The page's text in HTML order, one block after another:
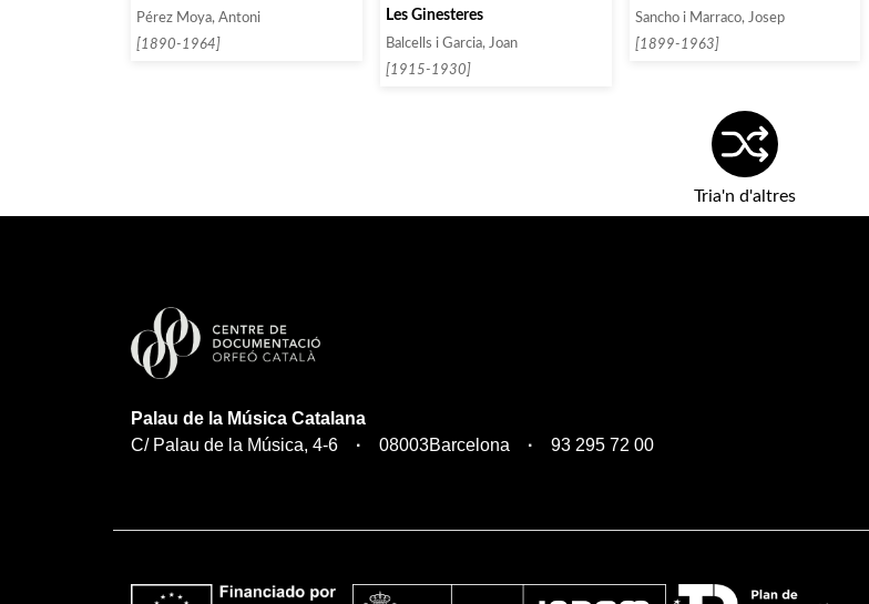
Pérez Moya, Antoni
[1890-1964]
Les Ginesteres
Balcells i Garcia, Joan
[1915-1930]
Sancho i Marraco, Josep
[1899-1963]
Tria'n d'altres
Palau de la Música Catalana
C/ Palau de la Música, 4-6
08003Barcelona 93 295 72 00